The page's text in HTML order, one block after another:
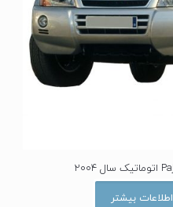
اطلاعات بیشتر